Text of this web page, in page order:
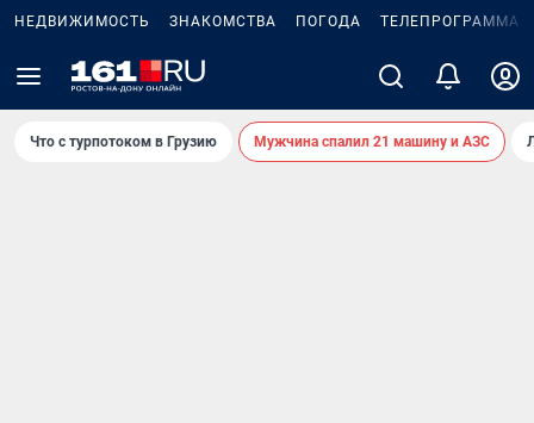
НЕДВИЖИМОСТЬ ЗНАКОМСТВА ПОГОДА ТЕЛЕПРОГРАММА
Что с турпотоком в Грузию Мужчина спалил 21 машину и АЗС